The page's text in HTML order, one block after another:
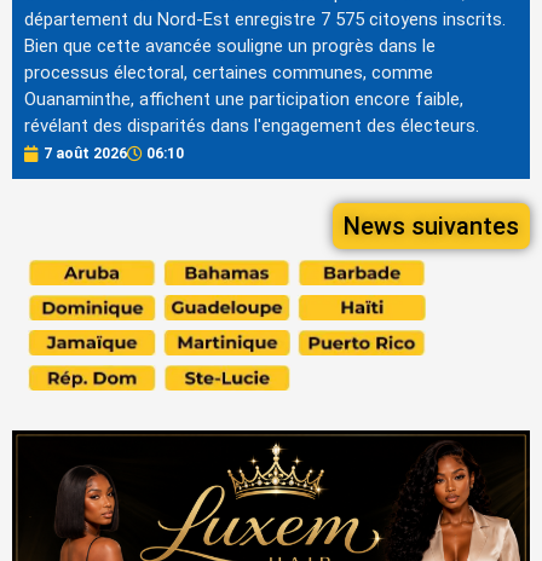
département du Nord-Est enregistre 7 575 citoyens inscrits.
Bien que cette avancée souligne un progrès dans le
processus électoral, certaines communes, comme
Ouanaminthe, affichent une participation encore faible,
révélant des disparités dans l'engagement des électeurs.
7 août 2026 06:10
News suivantes